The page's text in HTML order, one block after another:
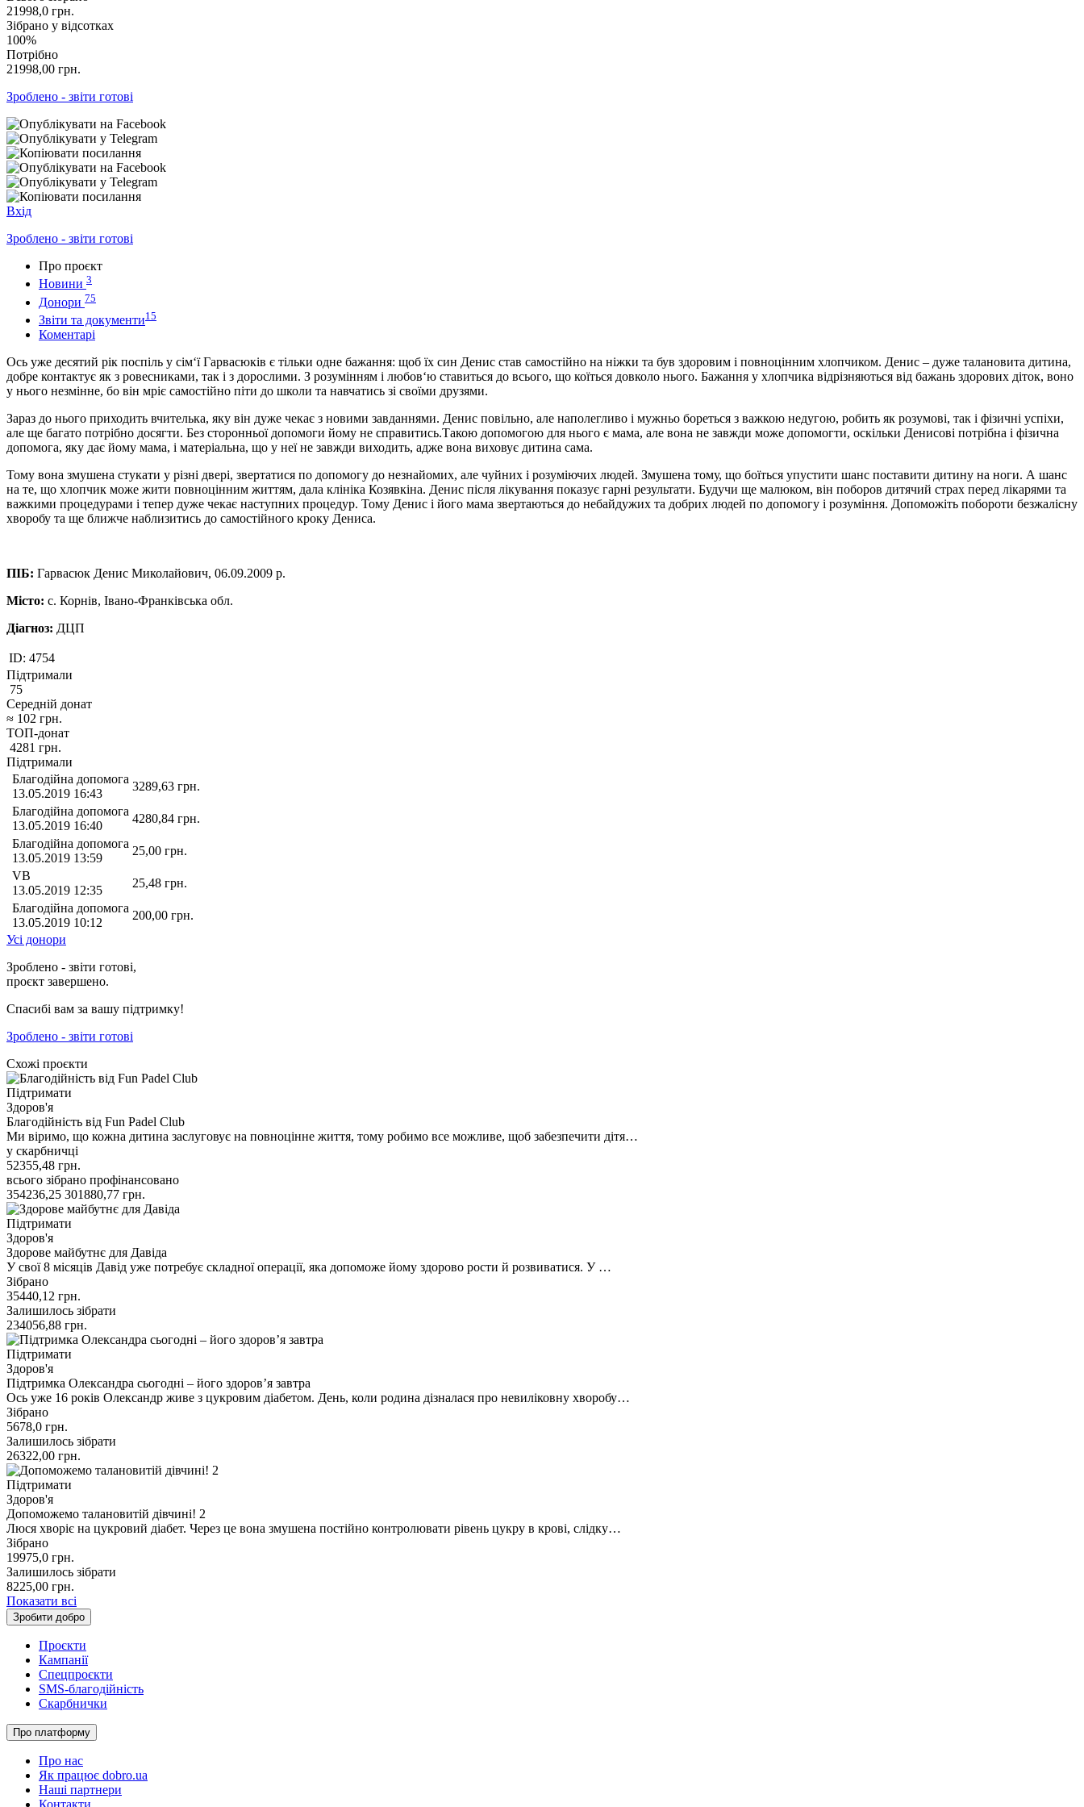
21998,0 грн.
Зібрано у відсотках
100%
Потрібно
21998,00 грн.
Зроблено - звіти готові
Вхід
Зроблено - звіти готові
Про проєкт
Новини 3
Донори 75
Звіти та документи15
Коментарі
Ось уже десятий рік поспіль у сім‘ї Гарвасюків є тільки одне бажання: щоб їх син Денис став самостійно на ніжки та був здоровим і повноцінним хлопчиком. Денис – дуже талановита дитина,
добре контактує як з ровесниками, так і з дорослими. З розумінням і любов‘ю ставиться до всього, що коїться довколо нього. Бажання у хлопчика відрізняються від бажань здорових діток, воно
у нього незмінне, бо він мріє самостійно піти до школи та навчатись зі своїми друзями.
Зараз до нього приходить вчителька, яку він дуже чекає з новими завданнями. Денис повільно, але наполегливо і мужньо бореться з важкою недугою, робить як розумові, так і фізичні успіхи,
але ще багато потрібно досягти. Без сторонньої допомоги йому не справитись.Такою допомогою для нього є мама, але вона не завжди може допомогти, оскільки Денисові потрібна і фізична
допомога, яку дає йому мама, і матеріальна, що у неї не завжди виходить, адже вона виховує дитина сама.
Тому вона змушена стукати у різні двері, звертатися по допомогу до незнайомих, але чуйних і розуміючих людей. Змушена тому, що боїться упустити шанс поставити дитину на ноги. А шанс
на те, що хлопчик може жити повноцінним життям, дала клініка Козявкіна. Денис після лікування показує гарні результати. Будучи ще малюком, він поборов дитячий страх перед лікарями та
важкими процедурами і тепер дуже чекає наступних процедур. Тому Денис і його мама звертаються до небайдужих та добрих людей по допомогу і розуміння. Допоможіть побороти безжалісну
хворобу та ще ближче наблизитись до самостійного кроку Дениса.
ПІБ: Гарвасюк Денис Миколайович, 06.09.2009 р.
Місто: с. Корнів, Івано-Франківська обл.
Діагноз: ДЦП
ID: 4754
Підтримали
75
Середній донат
≈ 102 грн.
ТОП-донат
4281 грн.
Підтримали
Благодійна допомога
13.05.2019 16:43
3289,63 грн.
Благодійна допомога
13.05.2019 16:40
4280,84 грн.
Благодійна допомога
13.05.2019 13:59
25,00 грн.
VB
13.05.2019 12:35
25,48 грн.
Благодійна допомога
13.05.2019 10:12
200,00 грн.
Усі донори
Зроблено - звіти готові,
проєкт завершено.
Спасибі вам за вашу підтримку!
Зроблено - звіти готові
Схожі проєкти
Підтримати
Здоров'я
Благодійність від Fun Padel Club
Ми віримо, що кожна дитина заслуговує на повноцінне життя, тому робимо все можливе, щоб забезпечити дітя…
у скарбничці
52355,48 грн.
всього зібрано профінансовано
354236,25 301880,77 грн.
Підтримати
Здоров'я
Здорове майбутнє для Давіда
У свої 8 місяців Давід уже потребує складної операції, яка допоможе йому здорово рости й розвиватися. У …
Зібрано
35440,12 грн.
Залишилось зібрати
234056,88 грн.
Підтримати
Здоров'я
Підтримка Олександра сьогодні – його здоров’я завтра
Ось уже 16 років Олександр живе з цукровим діабетом. День, коли родина дізналася про невиліковну хворобу…
Зібрано
5678,0 грн.
Залишилось зібрати
26322,00 грн.
Підтримати
Здоров'я
Допоможемо талановитій дівчині! 2
Люся хворіє на цукровий діабет. Через це вона змушена постійно контролювати рівень цукру в крові, слідку…
Зібрано
19975,0 грн.
Залишилось зібрати
8225,00 грн.
Показати всі
Зробити добро
Проєкти
Кампанії
Спецпроєкти
SMS-благодійність
Скарбнички
Про платформу
Про нас
Як працює dobro.ua
Наші партнери
Контакти